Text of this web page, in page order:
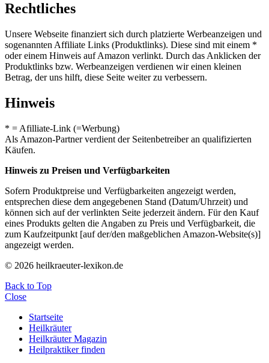
Rechtliches
Unsere Webseite finanziert sich durch platzierte Werbeanzeigen und
sogenannten Affiliate Links (Produktlinks). Diese sind mit einem *
oder einem Hinweis auf Amazon verlinkt. Durch das Anklicken der
Produktlinks bzw. Werbeanzeigen verdienen wir einen kleinen
Betrag, der uns hilft, diese Seite weiter zu verbessern.
Hinweis
* = Afilliate-Link (=Werbung)
Als Amazon-Partner verdient der Seitenbetreiber an qualifizierten
Käufen.
Hinweis zu Preisen und Verfügbarkeiten
Sofern Produktpreise und Verfügbarkeiten angezeigt werden,
entsprechen diese dem angegebenen Stand (Datum/Uhrzeit) und
können sich auf der verlinkten Seite jederzeit ändern. Für den Kauf
eines Produkts gelten die Angaben zu Preis und Verfügbarkeit, die
zum Kaufzeitpunkt [auf der/den maßgeblichen Amazon-Website(s)]
angezeigt werden.
© 2026 heilkraeuter-lexikon.de
Back to Top
Close
Startseite
Heilkräuter
Heilkräuter Magazin
Heilpraktiker finden